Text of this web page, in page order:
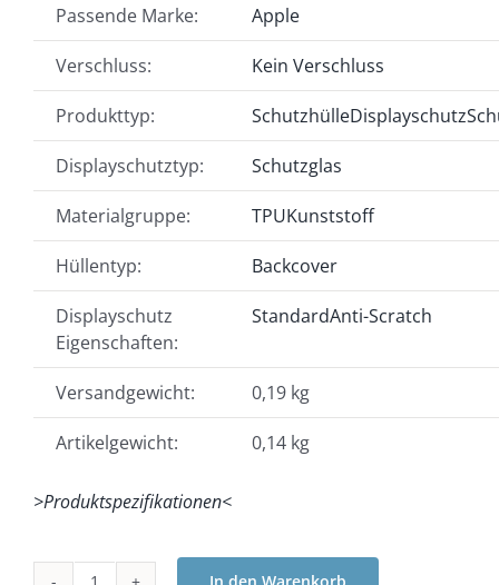
Passende Marke: Apple
Verschluss: Kein Verschluss
Produkttyp: SchutzhülleDisplayschutz
Displayschutztyp: Schutzglas
Materialgruppe: TPUKunststoff
Hüllentyp: Backcover
Displayschutz
Eigenschaften:
StandardAnti-Scratch
Versandgewicht: 0,19 kg
Artikelgewicht: 0,14 kg
>Produktspezifikationen<